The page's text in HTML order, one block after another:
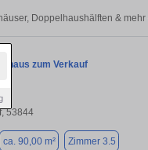
Doppelhaushälften &
zum Verkauf
53844
ca. 90,00 m² Zimmer 3.5